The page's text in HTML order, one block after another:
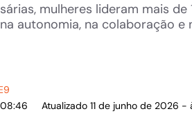
mulheres lideram mais
autonomia, na colaboração
Atualizado 11 de junho de 2026 -